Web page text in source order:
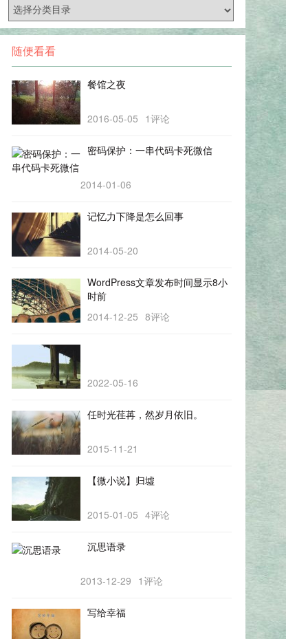
随便看看
餐馆之夜
2016-05-05 1评论
密码保护：一串代码卡死微信
2014-01-06
记忆力下降是怎么回事
2014-05-20
WordPress文章发布时间显示8小
时前
2014-12-25 8评论
2022-05-16
任时光荏苒，然岁月依旧。
2015-11-21
【微小说】归墟
2015-01-05 4评论
沉思语录
2013-12-29 1评论
写给幸福